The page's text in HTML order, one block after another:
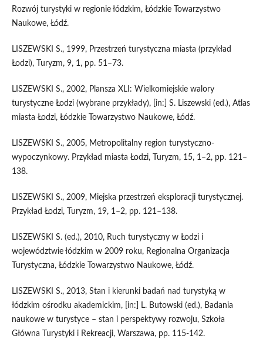
Rozwój turystyki w regionie łódzkim, Łódzkie Towarzystwo
Naukowe, Łódź.
LISZEWSKI S., 1999, Przestrzeń turystyczna miasta (przykład
Łodzi), Turyzm, 9, 1, pp. 51–73.
LISZEWSKI S., 2002, Plansza XLI: Wielkomiejskie walory
turystyczne Łodzi (wybrane przykłady), [in:] S. Liszewski (ed.), Atlas
miasta Łodzi, Łódzkie Towarzystwo Naukowe, Łódź.
LISZEWSKI S., 2005, Metropolitalny region turystyczno-
wypoczynkowy. Przykład miasta Łodzi, Turyzm, 15, 1–2, pp. 121–
138.
LISZEWSKI S., 2009, Miejska przestrzeń eksploracji turystycznej.
Przykład Łodzi, Turyzm, 19, 1–2, pp. 121–138.
LISZEWSKI S. (ed.), 2010, Ruch turystyczny w Łodzi i
województwie łódzkim w 2009 roku, Regionalna Organizacja
Turystyczna, Łódzkie Towarzystwo Naukowe, Łódź.
LISZEWSKI S., 2013, Stan i kierunki badań nad turystyką w
łódzkim ośrodku akademickim, [in:] L. Butowski (ed.), Badania
naukowe w turystyce – stan i perspektywy rozwoju, Szkoła
Główna Turystyki i Rekreacji, Warszawa, pp. 115-142.